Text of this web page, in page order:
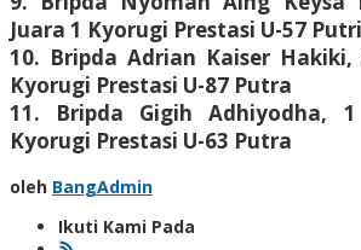
Juara 1 Kyorugi Prestasi U-57 Putri
10. Bripda Adrian Kaiser Hakiki,
Kyorugi Prestasi U-87 Putra
11. Bripda Gigih Adhiyodha,
Kyorugi Prestasi U-63 Putra
oleh BangAdmin
Ikuti Kami Pada